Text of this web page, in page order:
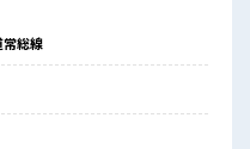
に髪型自由でOK(詳しくは
みが解消♪
きましょう♪
常総線